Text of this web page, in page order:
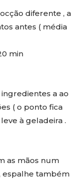
diferente , a
antes ( média
min
a ao
( o ponto fica
à geladeira .
as mãos num
espalhe também